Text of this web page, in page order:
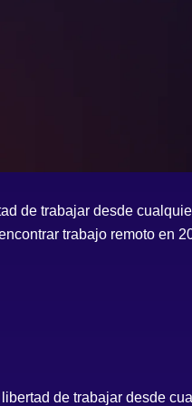
de trabajar desde
trabajo remoto en
de trabajar desde